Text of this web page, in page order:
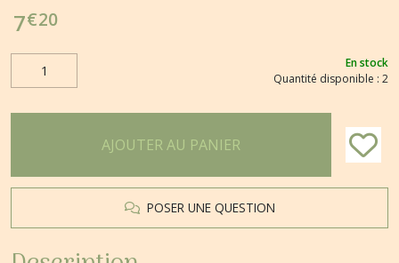
7€20
En stock
Quantité disponible : 2
AJOUTER AU PANIER
POSER UNE QUESTION